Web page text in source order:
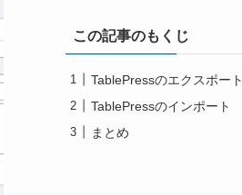
この記事のもくじ
TablePressのエクスポート
TablePressのインポート
まとめ